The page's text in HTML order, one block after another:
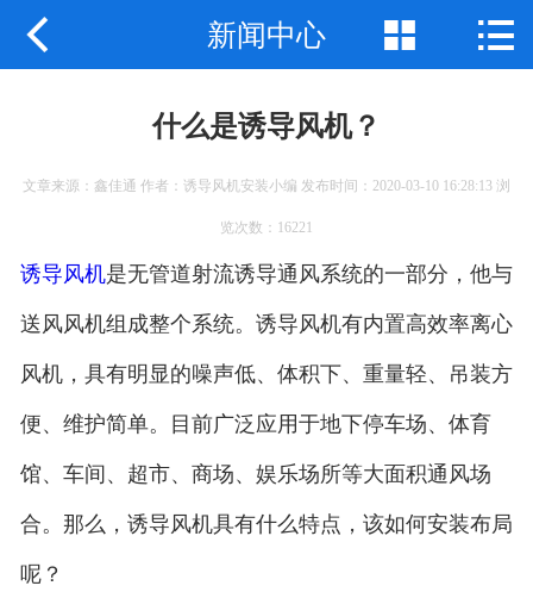
公司首页
工程案例
企业地图
 新闻中心  
什么是诱导风机？
文章来源：鑫佳通 作者：诱导风机安装小编 发布时间：2020-03-10 16:28:13 浏
览次数：16221
诱导风机是无管道射流诱导通风系统的一部分，他与
送风风机组成整个系统。诱导风机有内置高效率离心
风机，具有明显的噪声低、体积下、重量轻、吊装方
便、维护简单。目前广泛应用于地下停车场、体育
馆、车间、超市、商场、娱乐场所等大面积通风场
合。那么，诱导风机具有什么特点，该如何安装布局
呢？